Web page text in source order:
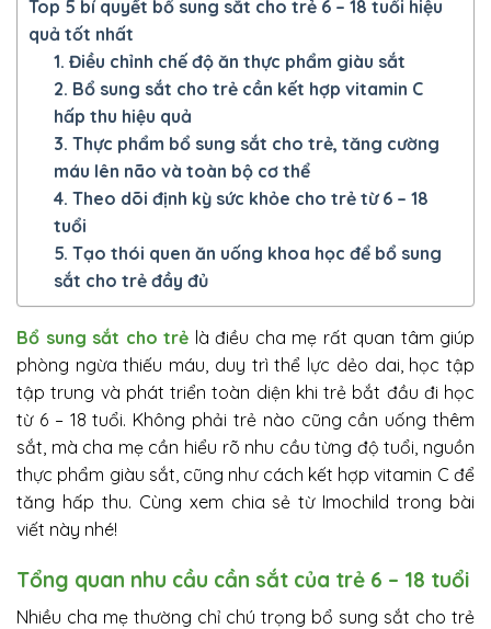
Top 5 bí quyết bổ sung sắt cho trẻ 6 – 18 tuổi hiệu
quả tốt nhất
1. Điều chỉnh chế độ ăn thực phẩm giàu sắt
2. Bổ sung sắt cho trẻ cần kết hợp vitamin C
hấp thu hiệu quả
3. Thực phẩm bổ sung sắt cho trẻ, tăng cường
máu lên não và toàn bộ cơ thể
4. Theo dõi định kỳ sức khỏe cho trẻ từ 6 – 18
tuổi
5. Tạo thói quen ăn uống khoa học để bổ sung
sắt cho trẻ đầy đủ
Bổ sung sắt cho trẻ là điều cha mẹ rất quan tâm giúp
phòng ngừa thiếu máu, duy trì thể lực dẻo dai, học tập
tập trung và phát triển toàn diện khi trẻ bắt đầu đi học
từ 6 – 18 tuổi. Không phải trẻ nào cũng cần uống thêm
sắt, mà cha mẹ cần hiểu rõ nhu cầu từng độ tuổi, nguồn
thực phẩm giàu sắt, cũng như cách kết hợp vitamin C để
tăng hấp thu. Cùng xem chia sẻ từ Imochild trong bài
viết này nhé!
Tổng quan nhu cầu cần sắt của trẻ 6 – 18 tuổi
Nhiều cha mẹ thường chỉ chú trọng bổ sung sắt cho trẻ